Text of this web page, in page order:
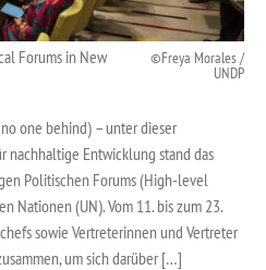
Forums in New
Freya Morales /
UNDP
one behind) – unter dieser
nachhaltige Entwicklung stand das
Politischen Forums (High-level
Nationen (UN). Vom 11. bis zum 23.
sowie Vertreterinnen und Vertreter
um sich darüber […]